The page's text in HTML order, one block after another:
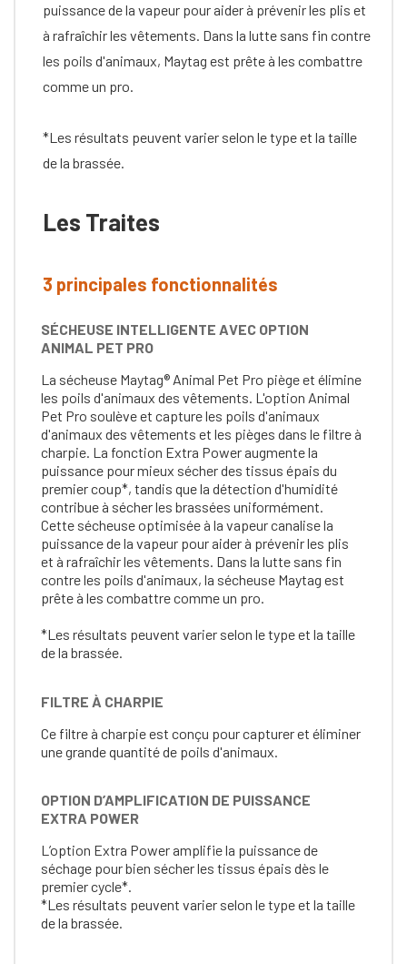
puissance de la vapeur pour aider à prévenir les plis et
à rafraîchir les vêtements. Dans la lutte sans fin contre
les poils d'animaux, Maytag est prête à les combattre
comme un pro.
*Les résultats peuvent varier selon le type et la taille
de la brassée.
Les Traites
3 principales fonctionnalités
SÉCHEUSE INTELLIGENTE AVEC OPTION
ANIMAL PET PRO
La sécheuse Maytag® Animal Pet Pro piège et élimine
les poils d'animaux des vêtements. L'option Animal
Pet Pro soulève et capture les poils d'animaux
d'animaux des vêtements et les pièges dans le filtre à
charpie. La fonction Extra Power augmente la
puissance pour mieux sécher des tissus épais du
premier coup*, tandis que la détection d'humidité
contribue à sécher les brassées uniformément.
Cette sécheuse optimisée à la vapeur canalise la
puissance de la vapeur pour aider à prévenir les plis
et à rafraîchir les vêtements. Dans la lutte sans fin
contre les poils d'animaux, la sécheuse Maytag est
prête à les combattre comme un pro.
*Les résultats peuvent varier selon le type et la taille
de la brassée.
FILTRE À CHARPIE
Ce filtre à charpie est conçu pour capturer et éliminer
une grande quantité de poils d'animaux.
OPTION D’AMPLIFICATION DE PUISSANCE
EXTRA POWER
L’option Extra Power amplifie la puissance de
séchage pour bien sécher les tissus épais dès le
premier cycle*.
*Les résultats peuvent varier selon le type et la taille
de la brassée.